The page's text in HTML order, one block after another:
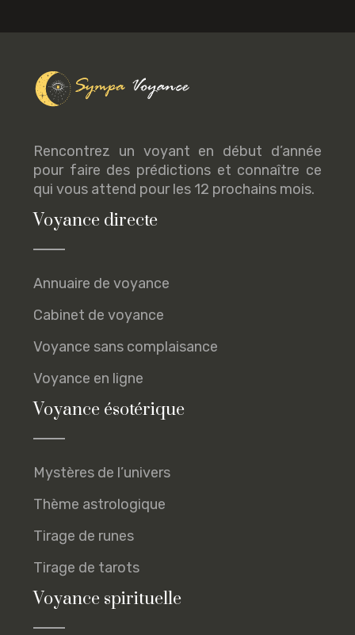
Rencontrez un voyant en début d’année
pour faire des prédictions et connaître ce
qui vous attend pour les 12 prochains mois.
Voyance directe
Annuaire de voyance
Cabinet de voyance
Voyance sans complaisance
Voyance en ligne
Voyance ésotérique
Mystères de l’univers
Thème astrologique
Tirage de runes
Tirage de tarots
Voyance spirituelle